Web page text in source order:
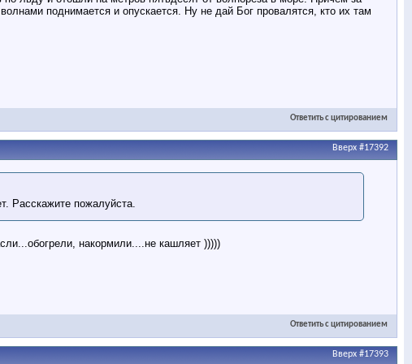
поднимается и опускается. Ну не дай Бог провалятся, кто их там
Ответить с цитированием
Вверх #17392
Расскажите пожалуйста.
накормили....не кашляет )))))
Ответить с цитированием
Вверх #17393